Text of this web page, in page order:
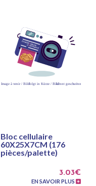
Bloc cellulaire
60X25X7CM (176
pièces/palette)
3.03€
EN SAVOIR PLUS